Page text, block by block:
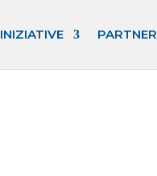
INIZIATIVE PARTNER